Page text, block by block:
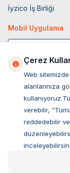
İyzico İş Birliği
Mobil Uygulama
Müşteri Hizmetleri
Çerez
Web
alanlarınıza
verebilir,
reddedebilir